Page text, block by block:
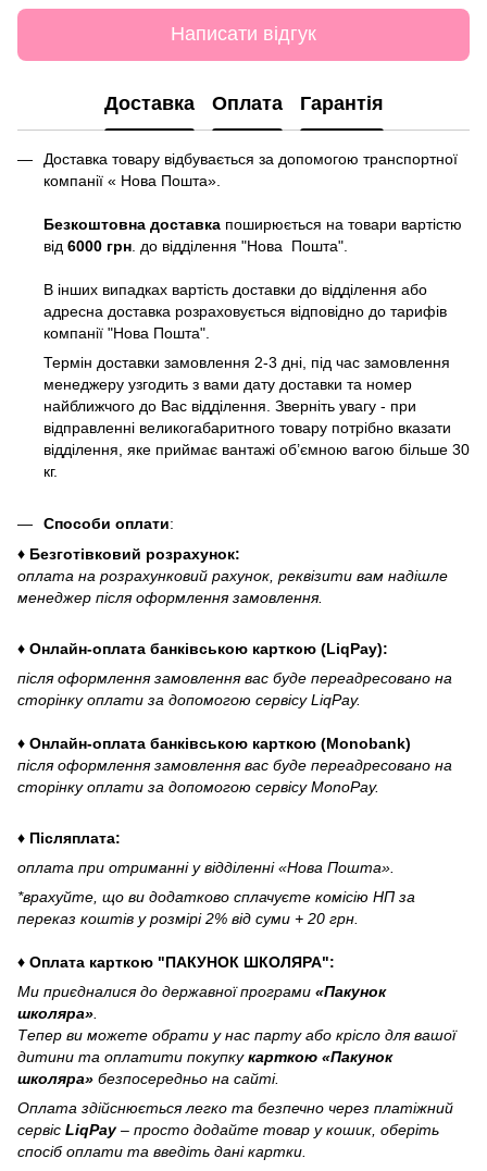
Написати відгук
Доставка Оплата Гарантія
Доставка товару відбувається за допомогою транспортної
компанії « Нова Пошта».
Безкоштовна доставка поширюється на товари вартістю
від 6000 грн . до відділення "Нова Пошта".
В інших випадках вартість доставки до відділення або
адресна доставка розраховується відповідно до тарифів
компанії "Нова Пошта".
Термін доставки замовлення 2-3 дні, під час замовлення
менеджеру узгодить з вами дату доставки та номер
найближчого до Вас відділення. Зверніть увагу - при
відправленні великогабаритного товару потрібно вказати
відділення, яке приймає вантажі об’ємною вагою більше 30
кг.
Способи оплати:
♦ Безготівковий розрахунок:
оплата на розрахунковий рахунок, реквізити вам надішле
менеджер після оформлення замовлення.
♦ Онлайн-оплата банківською карткою (LiqPay):
після оформлення замовлення вас буде переадресовано на
сторінку оплати за допомогою сервісу LiqPay.
♦ Онлайн-оплата банківською карткою (Monobank)
після оформлення замовлення вас буде переадресовано на
сторінку оплати за допомогою сервісу MonoPay.
♦ Післяплата:
оплата при отриманні у відділенні «Нова Пошта».
*врахуйте, що ви додатково сплачуєте комісію НП за
переказ коштів у розмірі 2% від суми + 20 грн.
♦ Оплата карткою "ПАКУНОК ШКОЛЯРА":
Ми приєдналися до державної програми «Пакунок
школяра».
Тепер ви можете обрати у нас парту або крісло для вашої
дитини та оплатити покупкукарткою «Пакунок
школяра» безпосередньо на сайті.
Оплата здійснюється легко та безпечно через платіжний
сервіс LiqPay– просто додайте товар у кошик, оберіть
спосіб оплати та введіть дані картки.